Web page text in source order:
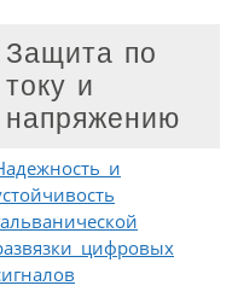
Защита по
току и
напряжению
и
цифровых